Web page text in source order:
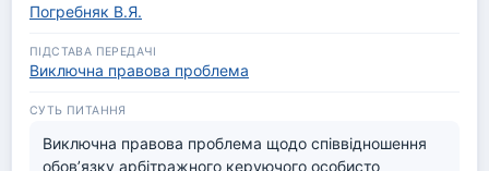
взаємовиключних висновків.
Погребняк В.Я.
Виключна правова проблема
Виключна правова проблема щодо співвідношення
обов’язку арбітражного керуючого особисто